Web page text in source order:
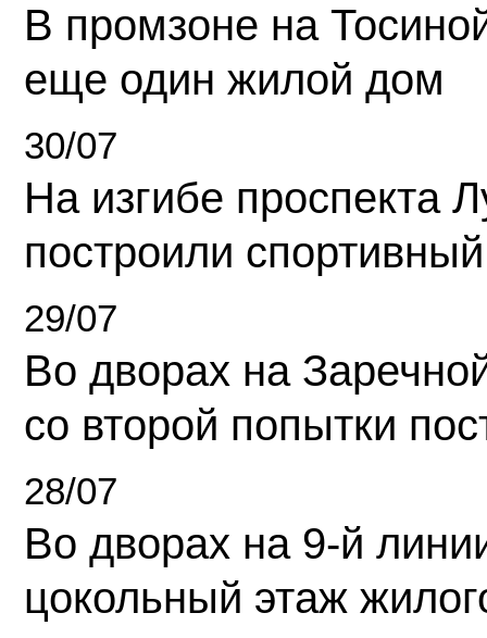
В промзоне на
еще один жилой дом
30/07
На изгибе проспекта
построили
29/07
Во дворах на
со второй попытки
28/07
Во дворах на 9-й
цокольный этаж